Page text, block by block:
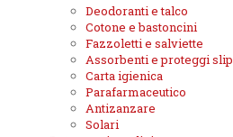
Deodoranti e talco
Cotone e bastoncini
Fazzoletti e salviette
Assorbenti e proteggi slip
Carta igienica
Parafarmaceutico
Antizanzare
Solari